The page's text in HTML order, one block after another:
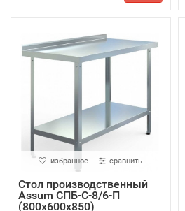
избранное сравнить
Стол производственный
Assum СПБ-С-8/6-П
(800х600х850)